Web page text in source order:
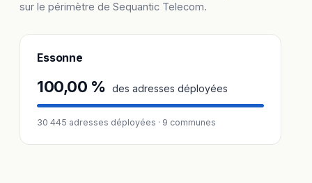
sur le périmètre de Sequantic Telecom.
Essonne
100,00 % des adresses déployées
30 445 adresses déployées · 9 communes